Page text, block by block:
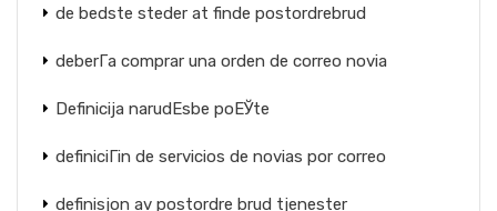
de bedste steder at finde postordrebrud
deberГ­a comprar una orden de correo novia
Definicija narudЕѕbe poЕЎte
definiciГіn de servicios de novias por correo
definisjon av postordre brud tjenester